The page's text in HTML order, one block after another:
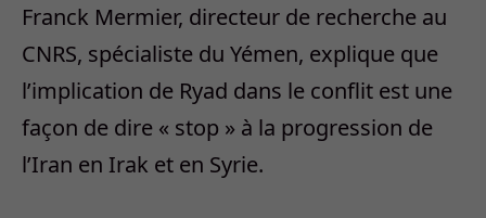
Franck Mermier, directeur de recherche au
CNRS, spécialiste du Yémen, explique que
l’implication de Ryad dans le conflit est une
façon de dire « stop » à la progression de
l’Iran en Irak et en Syrie.